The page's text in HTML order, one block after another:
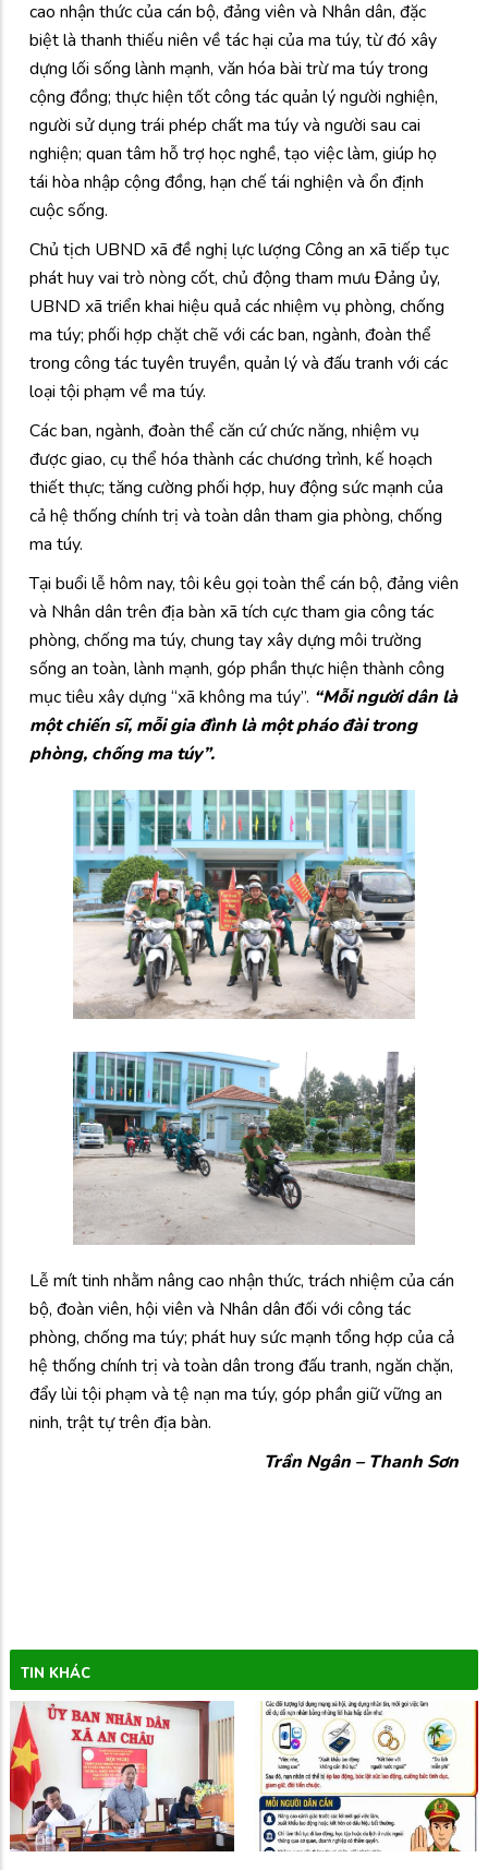
cao nhận thức của cán bộ, đảng viên và Nhân dân, đặc
biệt là thanh thiếu niên về tác hại của ma túy, từ đó xây
dựng lối sống lành mạnh, văn hóa bài trừ ma túy trong
cộng đồng; thực hiện tốt công tác quản lý người nghiện,
người sử dụng trái phép chất ma túy và người sau cai
nghiện; quan tâm hỗ trợ học nghề, tạo việc làm, giúp họ
tái hòa nhập cộng đồng, hạn chế tái nghiện và ổn định
cuộc sống.
Chủ tịch UBND xã đề nghị lực lượng Công an xã tiếp tục
phát huy vai trò nòng cốt, chủ động tham mưu Đảng ủy,
UBND xã triển khai hiệu quả các nhiệm vụ phòng, chống
ma túy; phối hợp chặt chẽ với các ban, ngành, đoàn thể
trong công tác tuyên truyền, quản lý và đấu tranh với các
loại tội phạm về ma túy.
Các ban, ngành, đoàn thể căn cứ chức năng, nhiệm vụ
được giao, cụ thể hóa thành các chương trình, kế hoạch
thiết thực; tăng cường phối hợp, huy động sức mạnh của
cả hệ thống chính trị và toàn dân tham gia phòng, chống
ma túy.
Tại buổi lễ hôm nay, tôi kêu gọi toàn thể cán bộ, đảng viên
và Nhân dân trên địa bàn xã tích cực tham gia công tác
phòng, chống ma túy, chung tay xây dựng môi trường
sống an toàn, lành mạnh, góp phần thực hiện thành công
mục tiêu xây dựng “xã không ma túy”. “Mỗi người dân là
một chiến sĩ, mỗi gia đình là một pháo đài trong
phòng, chống ma túy”.
Lễ mít tinh nhằm nâng cao nhận thức, trách nhiệm của cán
bộ, đoàn viên, hội viên và Nhân dân đối với công tác
phòng, chống ma túy; phát huy sức mạnh tổng hợp của cả
hệ thống chính trị và toàn dân trong đấu tranh, ngăn chặn,
đẩy lùi tội phạm và tệ nạn ma túy, góp phần giữ vững an
ninh, trật tự trên địa bàn.
Trần Ngân – Thanh Sơn
TIN KHÁC